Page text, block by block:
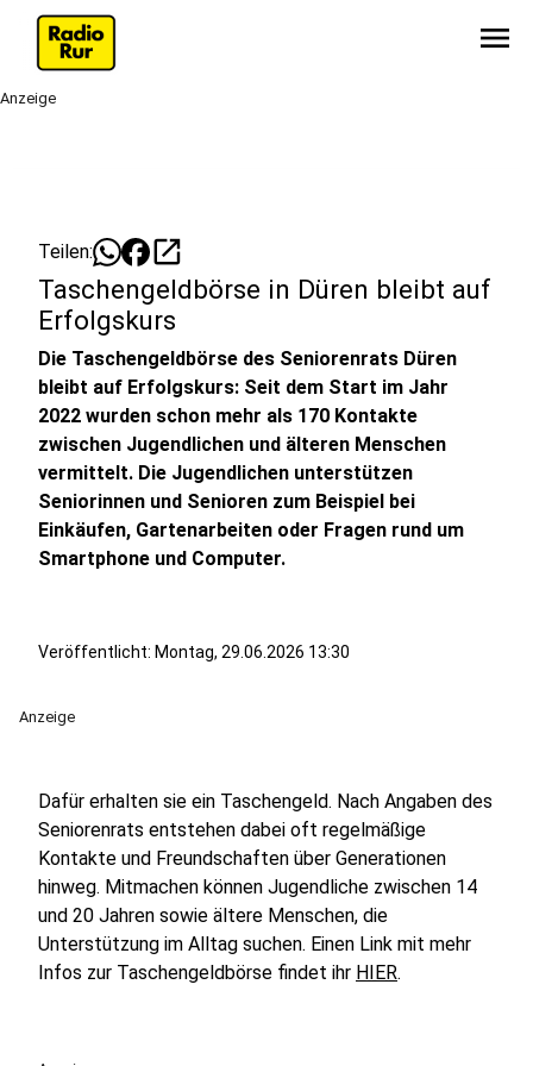
menu
Anzeige
Teilen: open_in_new
Taschengeldbörse in Düren bleibt auf
Erfolgskurs
Die Taschengeldbörse des Seniorenrats Düren
bleibt auf Erfolgskurs: Seit dem Start im Jahr
2022 wurden schon mehr als 170 Kontakte
zwischen Jugendlichen und älteren Menschen
vermittelt. Die Jugendlichen unterstützen
Seniorinnen und Senioren zum Beispiel bei
Einkäufen, Gartenarbeiten oder Fragen rund um
Smartphone und Computer.
Veröffentlicht: Montag, 29.06.2026 13:30
Anzeige
Dafür erhalten sie ein Taschengeld. Nach Angaben des
Seniorenrats entstehen dabei oft regelmäßige
Kontakte und Freundschaften über Generationen
hinweg. Mitmachen können Jugendliche zwischen 14
und 20 Jahren sowie ältere Menschen, die
Unterstützung im Alltag suchen. Einen Link mit mehr
Infos zur Taschengeldbörse findet ihr HIER.